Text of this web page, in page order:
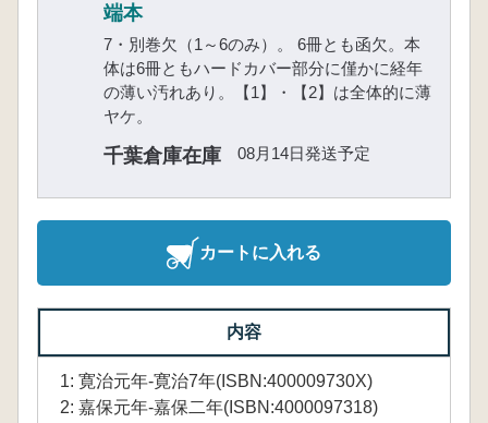
端本
7・別巻欠（1～6のみ）。 6冊とも函欠。本
体は6冊ともハードカバー部分に僅かに経年
の薄い汚れあり。【1】・【2】は全体的に薄
ヤケ。
千葉倉庫在庫 08月14日発送予定
カートに入れる
内容
1: 寛治元年-寛治7年(ISBN:400009730X)
2: 嘉保元年-嘉保二年(ISBN:4000097318)